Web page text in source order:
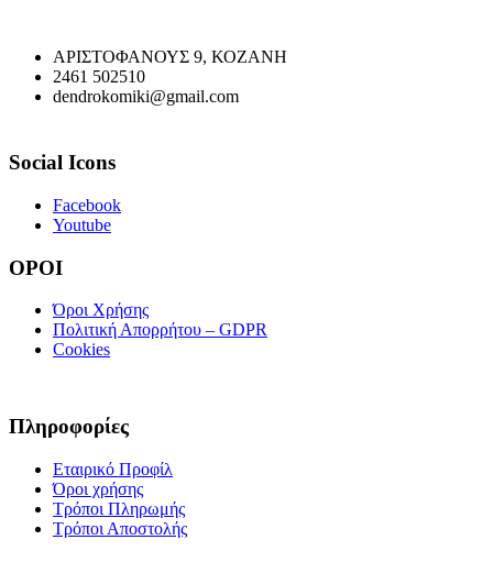
ΑΡΙΣΤΟΦΑΝΟΥΣ 9, ΚΟΖΑΝΗ
2461 502510
dendrokomiki@gmail.com
Social Icons
Facebook
Youtube
ΟΡΟΙ
Όροι Χρήσης
Πολιτική Απορρήτου – GDPR
Cookies
Πληροφορίες
Εταιρικό Προφίλ
Όροι χρήσης
Τρόποι Πληρωμής
Τρόποι Αποστολής